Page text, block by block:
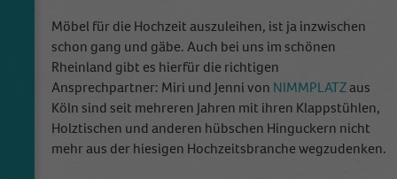
Möbel für die Hochzeit auszuleihen, ist ja inzwischen
schon gang und gäbe. Auch bei uns im schönen
Rheinland gibt es hierfür die richtigen
Ansprechpartner: Miri und Jenni von NIMMPLATZaus
Köln sind seit mehreren Jahren mit ihren Klappstühlen,
Holztischen und anderen hübschen Hinguckern nicht
mehr aus der hiesigen Hochzeitsbranche wegzudenken.